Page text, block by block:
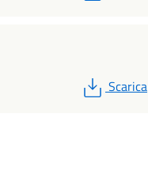
PDF
Scarica